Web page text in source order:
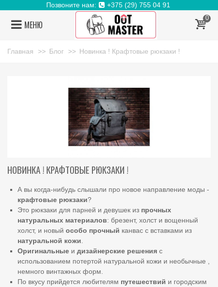
Позвоните нам: +375 (29) 755 04 91
МЕНЮ
0
Главная >> Блог >> Новинка ! Крафтовые рюкзаки !
НОВИНКА ! КРАФТОВЫЕ РЮКЗАКИ !
А вы когда-нибудь слышали про новое направление моды -
крафтовые рюкзаки?
Это рюкзаки для парней и девушек из прочных
натуральных материалов: брезент, холст и вощенный
холст, и новый особо прочный канвас с вставками из
натуральной кожи
Оригинальные и дизайнерские решения с
использованием потертой натуральной кожи и необычные ,
немного винтажных форм.
По вкусу прийдется любителям путешествий и городским